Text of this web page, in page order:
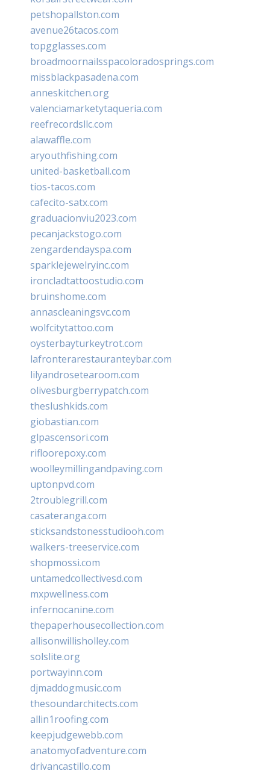
petshopallston.com
avenue26tacos.com
topgglasses.com
broadmoornailsspacoloradosprings.com
missblackpasadena.com
anneskitchen.org
valenciamarketytaqueria.com
reefrecordsllc.com
alawaffle.com
aryouthfishing.com
united-basketball.com
tios-tacos.com
cafecito-satx.com
graduacionviu2023.com
pecanjackstogo.com
zengardendayspa.com
sparklejewelryinc.com
ironcladtattoostudio.com
bruinshome.com
annascleaningsvc.com
wolfcitytattoo.com
oysterbayturkeytrot.com
lafronterarestauranteybar.com
lilyandrosetearoom.com
olivesburgberrypatch.com
theslushkids.com
giobastian.com
glpascensori.com
rifloorepoxy.com
woolleymillingandpaving.com
uptonpvd.com
2troublegrill.com
casateranga.com
sticksandstonesstudiooh.com
walkers-treeservice.com
shopmossi.com
untamedcollectivesd.com
mxpwellness.com
infernocanine.com
thepaperhousecollection.com
allisonwillisholley.com
solslite.org
portwayinn.com
djmaddogmusic.com
thesoundarchitects.com
allin1roofing.com
keepjudgewebb.com
anatomyofadventure.com
drivancastillo.com